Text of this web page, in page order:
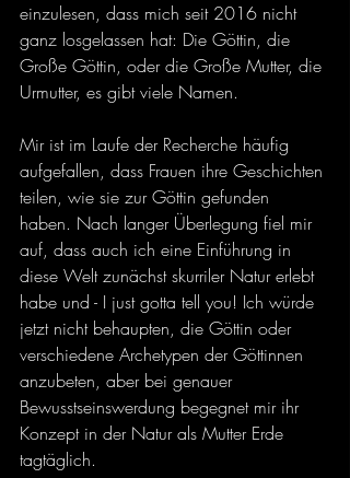
einzulesen, dass mich seit 2016 nicht
ganz losgelassen hat: Die Göttin, die
Große Göttin, oder die Große Mutter, die
Urmutter, es gibt viele Namen.
Mir ist im Laufe der Recherche häufig
aufgefallen, dass Frauen ihre Geschichten
teilen, wie sie zur Göttin gefunden
haben. Nach langer Überlegung fiel mir
auf, dass auch ich eine Einführung in
diese Welt zunächst skurriler Natur erlebt
habe und - I just gotta tell you! Ich würde
jetzt nicht behaupten, die Göttin oder
verschiedene Archetypen der Göttinnen
anzubeten, aber bei genauer
Bewusstseinswerdung begegnet mir ihr
Konzept in der Natur als Mutter Erde
tagtäglich.